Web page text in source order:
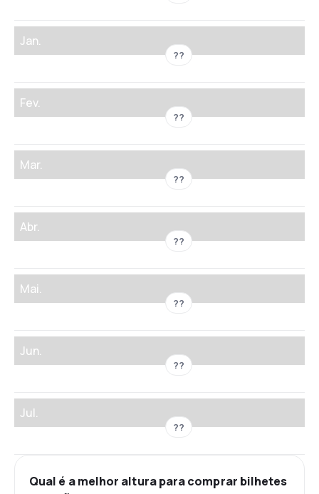
Jan.
??
Fev.
??
Mar.
??
Abr.
??
Mai.
??
Jun.
??
Jul.
??
Qual é a melhor altura para comprar bilhetes